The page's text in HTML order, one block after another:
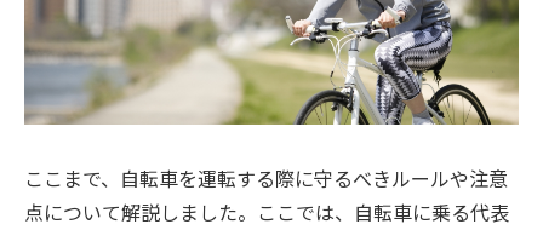
ここまで、自転車を運転する際に守るべきルールや注意
点について解説しました。ここでは、自転車に乗る代表